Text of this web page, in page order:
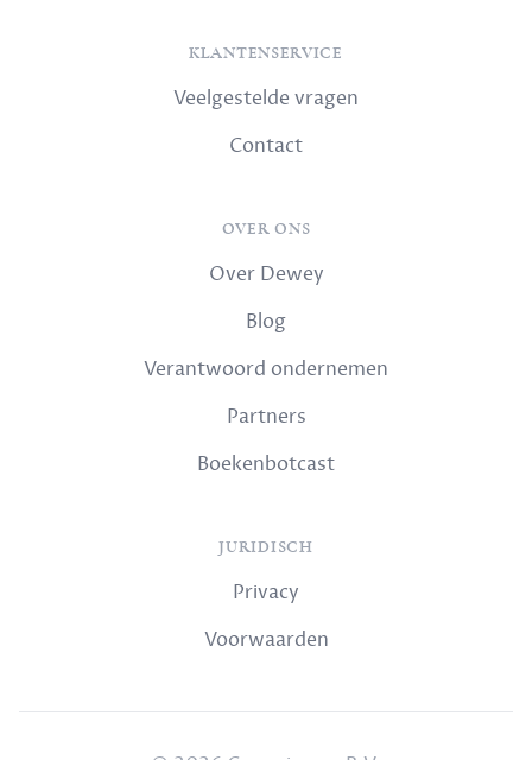
KLANTENSERVICE
Veelgestelde vragen
Contact
OVER ONS
Over Dewey
Blog
Verantwoord ondernemen
Partners
Boekenbotcast
JURIDISCH
Privacy
Voorwaarden